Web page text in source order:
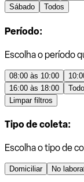
Sábado
Todos
Período:
Escolha o período
08:00 às 10:00
16:00 às 18:00
Limpar filtros
Tipo de coleta:
Escolha o tipo de
Domiciliar No